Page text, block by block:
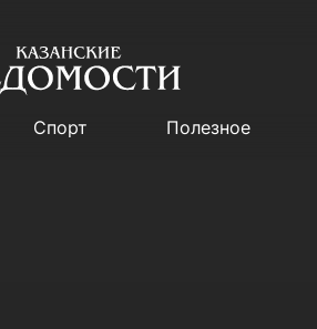
Спорт Полезное